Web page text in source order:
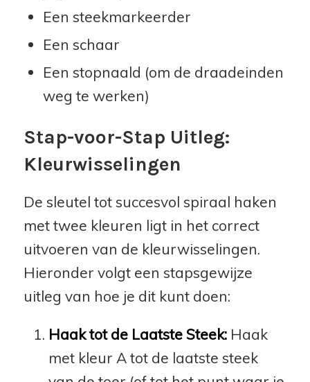
Een steekmarkeerder
Een schaar
Een stopnaald (om de draadeinden
weg te werken)
Stap-voor-Stap Uitleg:
Kleurwisselingen
De sleutel tot succesvol spiraal haken
met twee kleuren ligt in het correct
uitvoeren van de kleurwisselingen.
Hieronder volgt een stapsgewijze
uitleg van hoe je dit kunt doen:
Haak tot de Laatste Steek:Haak
met kleur A tot de laatste steek